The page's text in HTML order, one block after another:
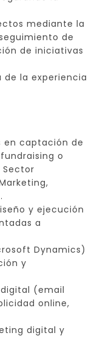
mediante la
de
de iniciativas
de la experiencia
en captación de
o
y ejecución
a
Dynamics)
y
(email
online,
digital y